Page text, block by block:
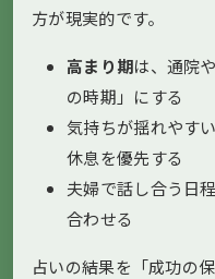
方が現実的です。
高まり期は、通院
の時期」にする
気持ちが揺れやす
休息を優先する
夫婦で話し合う日
合わせる
占いの結果を「成功の